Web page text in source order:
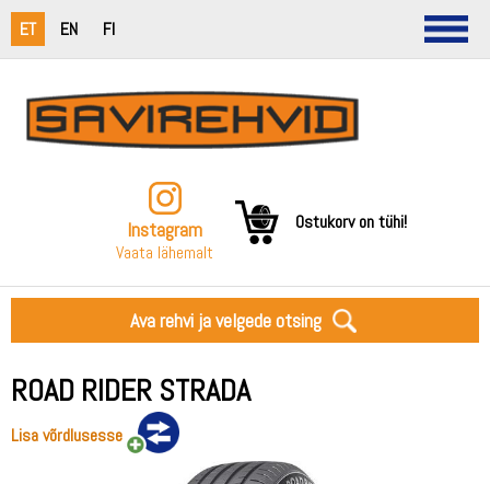
ET EN FI
Instagram
Vaata lähemalt
Ostukorv on tühi!
Ava rehvi ja velgede otsing
ROAD RIDER STRADA
Lisa võrdlusesse